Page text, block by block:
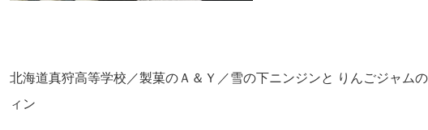
北海道真狩⾼等学校／製菓のＡ＆Ｙ／雪の下ニンジンと りんごジャム
ィン